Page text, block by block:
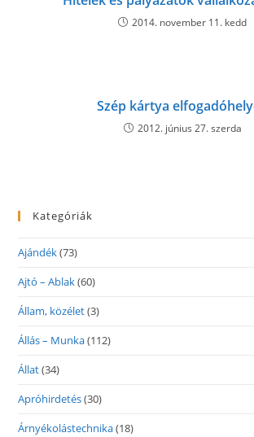
2014. november 11. kedd
Szép kártya
2012. június 27. szerda
Kategóriák
Ajándék(73)
Ajtó – Ablak(60)
Állam, közélet(3)
Állás – Munka(112)
Állat(34)
Apróhirdetés(30)
Árnyékolástechnika(18)